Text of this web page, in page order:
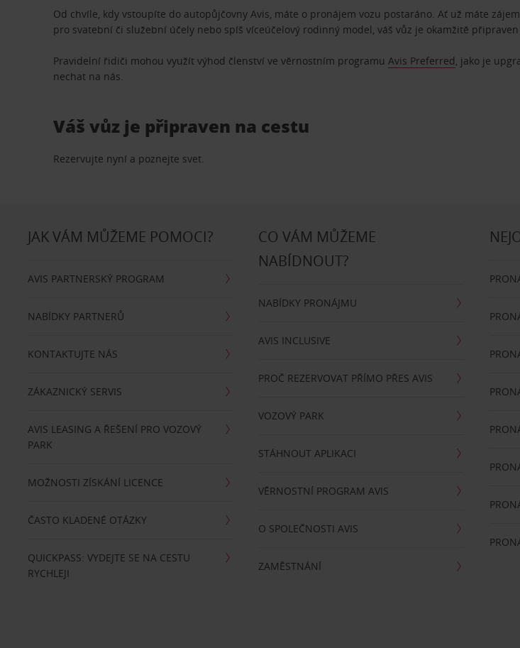
Od chvíle, kdy vstoupíte do autopůjčovny Avis, máte o pronájem vozu postaráno. Ať už máte
pro svatební či služební účely nebo spíš víceúčelový rodinný model, váš vůz je okamžitě
Pravidelní řidiči mohou využít výhod členství ve věrnostním programuAvis Preferred, jako je
nechat na nás.
Váš vůz je připraven na cestu
Rezervujte nyní a poznejte svet.
JAK VÁM MŮŽEME POMOCI?
AVIS PARTNERSKÝ PROGRAM
NABÍDKY PARTNERŮ
KONTAKTUJTE NÁS
ZÁKAZNICKÝ SERVIS
AVIS LEASING A ŘEŠENÍ PRO VOZOVÝ
PARK
MOŽNOSTI ZÍSKÁNÍ LICENCE
ČASTO KLADENÉ OTÁZKY
QUICKPASS: VYDEJTE SE NA CESTU
RYCHLEJI
CO VÁM MŮŽEME
NABÍDNOUT?
NABÍDKY PRONÁJMU
AVIS INCLUSIVE
PROČ REZERVOVAT PŘÍMO PŘES AVIS
VOZOVÝ PARK
STÁHNOUT APLIKACI
VĚRNOSTNÍ PROGRAM AVIS
O SPOLEČNOSTI AVIS
ZAMĚSTNÁNÍ